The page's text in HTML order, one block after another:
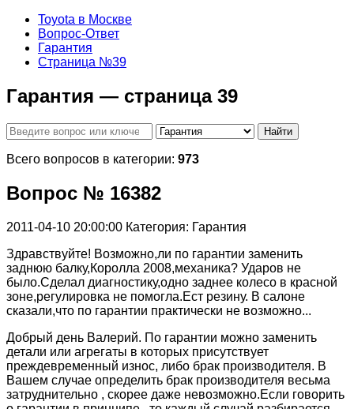
Toyota в Москве
Вопрос-Ответ
Гарантия
Страница №39
Гарантия — страница 39
Найти
Всего вопросов в категории: 973
Вопрос № 16382
2011-04-10 20:00:00 Категория: Гарантия
Здравствуйте! Возможно,ли по гарантии заменить
заднюю балку,Королла 2008,механика? Ударов не
было.Сделал диагностику,одно заднее колесо в красной
зоне,регулировка не помогла.Ест резину. В салоне
сказали,что по гарантии практически не возможно...
Добрый день Валерий. По гарантии можно заменить
детали или агрегаты в которых присутствует
преждевременный износ, либо брак производителя. В
Вашем случае определить брак производителя весьма
затруднительно , скорее даже невозможно.Если говорить